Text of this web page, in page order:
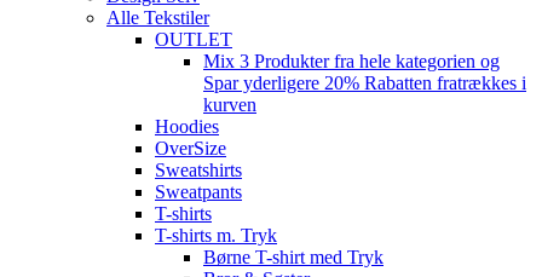
Alle Tekstiler
OUTLET
Mix 3 Produkter fra hele kategorien og
Spar yderligere 20% Rabatten fratrækkes i
kurven
Hoodies
OverSize
Sweatshirts
Sweatpants
T-shirts
T-shirts m. Tryk
Børne T-shirt med Tryk